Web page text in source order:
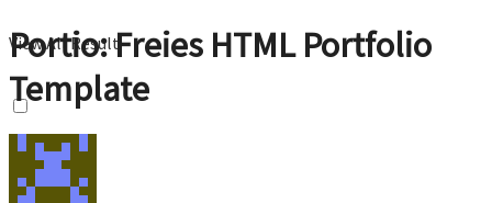
View All Result
Portio: Freies HTML Portfolio
Template